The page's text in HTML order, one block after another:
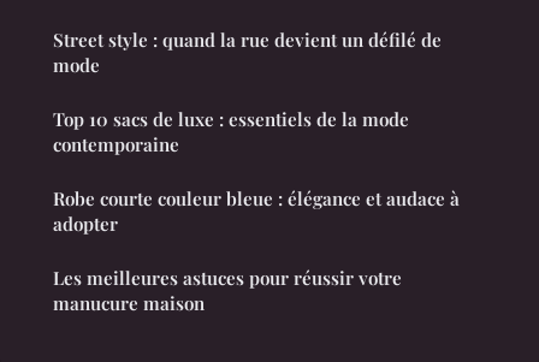
Street style : quand la rue devient un défilé de
mode
Top 10 sacs de luxe : essentiels de la mode
contemporaine
Robe courte couleur bleue : élégance et audace à
adopter
Les meilleures astuces pour réussir votre
manucure maison